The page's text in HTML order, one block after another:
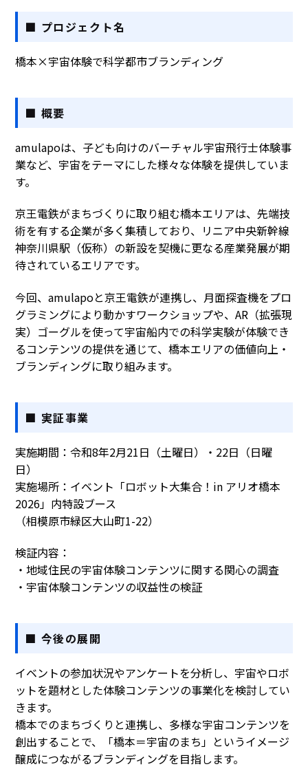
■ プロジェクト名
橋本×宇宙体験で科学都市ブランディング
■ 概要
amulapoは、子ども向けのバーチャル宇宙飛行士体験事
業など、宇宙をテーマにした様々な体験を提供していま
す。
京王電鉄がまちづくりに取り組む橋本エリアは、先端技
術を有する企業が多く集積しており、リニア中央新幹線
神奈川県駅（仮称）の新設を契機に更なる産業発展が期
待されているエリアです。
今回、amulapoと京王電鉄が連携し、月面探査機をプロ
グラミングにより動かすワークショップや、AR（拡張現
実）ゴーグルを使って宇宙船内での科学実験が体験でき
るコンテンツの提供を通じて、橋本エリアの価値向上・
ブランディングに取り組みます。
■ 実証事業
実施期間：令和8年2月21日（土曜日）・22日（日曜
日）
実施場所：イベント「ロボット大集合！in アリオ橋本
2026」内特設ブース
（相模原市緑区大山町1-22）
検証内容：
・地域住民の宇宙体験コンテンツに関する関心の調査
・宇宙体験コンテンツの収益性の検証
■ 今後の展開
イベントの参加状況やアンケートを分析し、宇宙やロボ
ットを題材とした体験コンテンツの事業化を検討してい
きます。
橋本でのまちづくりと連携し、多様な宇宙コンテンツを
創出することで、「橋本＝宇宙のまち」というイメージ
醸成につながるブランディングを目指します。